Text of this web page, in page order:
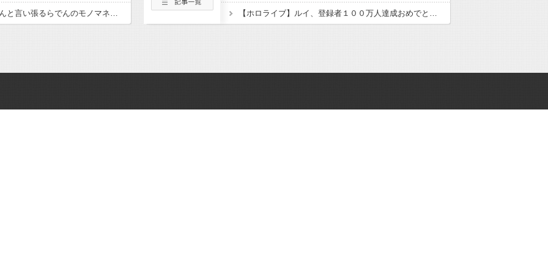
【ホロライブ】お姉さんと言い張るらでんのモノマネが似てるラプ様 【ホロライブ】ルイ、登録者１００万人達成おめでとう！！